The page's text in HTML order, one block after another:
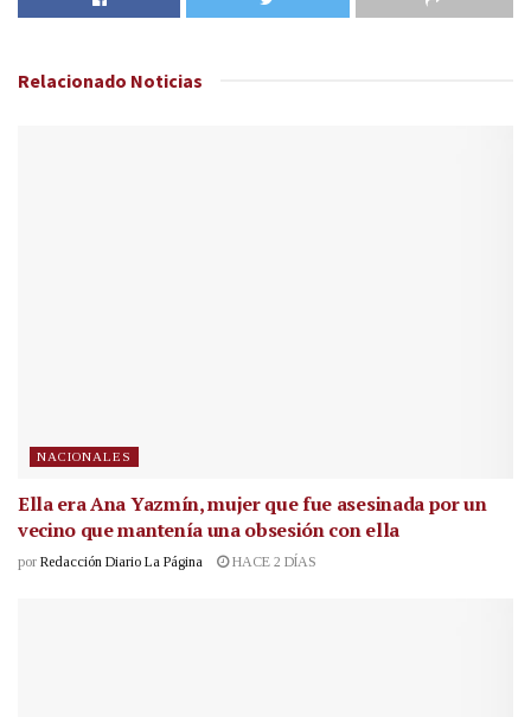
Relacionado Noticias
NACIONALES
Ella era Ana Yazmín, mujer que fue asesinada por un
vecino que mantenía una obsesión con ella
por Redacción Diario La Página HACE 2 DÍAS